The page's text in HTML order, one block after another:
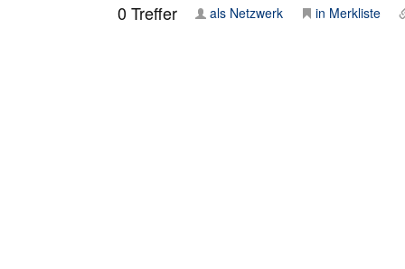
0Treffer als Netzwerk in Merkliste